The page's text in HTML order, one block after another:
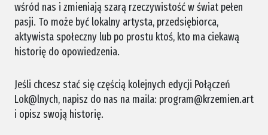
wśród nas i zmieniają szarą rzeczywistość w świat pełen
pasji. To może być lokalny artysta, przedsiębiorca,
aktywista społeczny lub po prostu ktoś, kto ma ciekawą
historię do opowiedzenia.
Jeśli chcesz stać się częścią kolejnych edycji Połączeń
Lok@lnych, napisz do nas na maila: program@krzemien.art
i opisz swoją historię.